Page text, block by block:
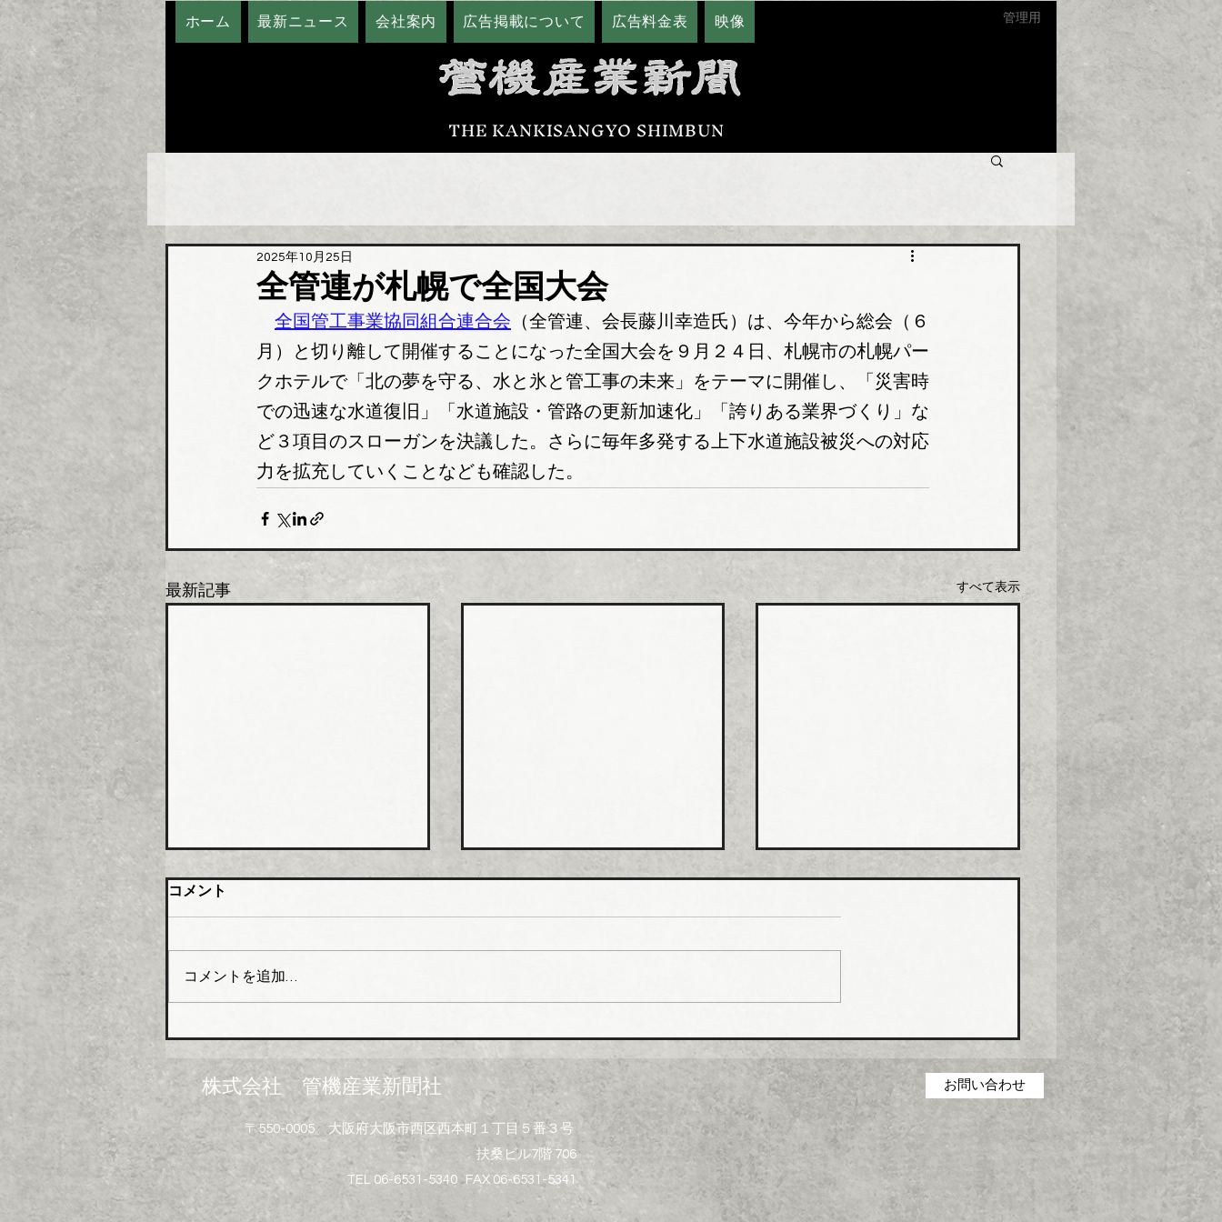
ホーム 最新ニュース 会社案内 広告掲載について 広告料金表 映像
THE KANKISANGYO SHIMBUN
管理用
全管連が札幌で全国大会
2025年10月25日
全国管工事業協同組合連合会 （全管連、会長藤川幸造氏）は、今年から総会（６
月）と切り離して開催することになった全国大会を９月２４日、札幌市の札幌パー
クホテルで「北の夢を守る、水と氷と管工事の未来」をテーマに開催し、「災害時
での迅速な水道復旧」「水道施設・管路の更新加速化」「誇りある業界づくり」な
ど３項目のスローガンを決議した。さらに毎年多発する上下水道施設被災への対応
力を拡充していくことなども確認した。
最新記事 すべて表示
大阪管材組合 石油由来製品
の対策要望書を近畿経済産業
局へ
組合員企業１０４社を対象に
「中東情勢の変化に伴う供給不
米国・イスラエルのイランへ
の軍事攻撃は中東情勢の悪化を
招き、日本経済に深刻なダメー
ジを与えている。原油・ナフサ
を原料とする配管資材や建設資
材で急激な価格高騰と供給不安
といった影響が広がっている。
ヒトミを完全子会社化、ヒト
ミ新社長に七條智氏就任
ホーコス グリース阻集器・
値上げ
一部製品について価格改定（値
製造の合理化・コストダウン・
経費低減に取り組んできたが、
昨今の原材料・エネルギーコス
トの高騰を吸収することができ
ず、一部製品の価格改定（値上
げ）に踏み切った。 対象とな
る製品は、グリース阻集器、排
水桝、オイル阻集器、その他阻
コメント
コメントを追加…
株式会社 管機産業新聞社 お問い合わせ
〒550-0005 大阪府大阪市西区西本町１丁目５番３号
扶桑ビル7階 706
TEL 06-6531-5340 FAX 06-6531-5341